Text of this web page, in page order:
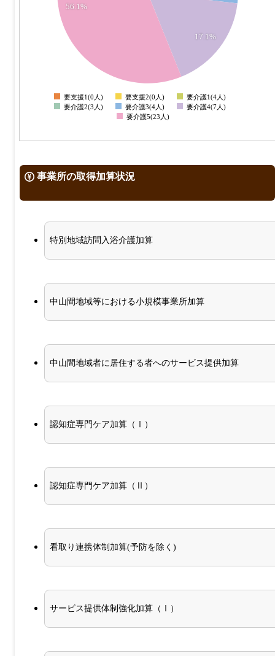
17.1%
56.1%
0
要支援1(0人) 要支援2(0人)
要介護1(4人)
要介護2(3人)
要介護3(4人)
要介護4(7人)
要介護5(23人)
事業所の取得加算状況
特別地域訪問入浴介護加算
中山間地域等における小規模事業所加算
中山間地域者に居住する者へのサービス提供加算
認知症専門ケア加算（Ⅰ）
認知症専門ケア加算（Ⅱ）
看取り連携体制加算(予防を除く)
サービス提供体制強化加算（Ⅰ）